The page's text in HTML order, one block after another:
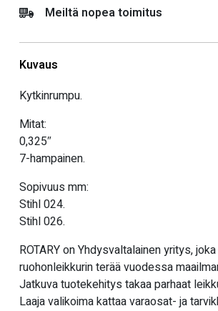
Meiltä nopea toimitus
Kuvaus
Kytkinrumpu.
Mitat:
0,325″
7-hampainen.
Sopivuus mm:
Stihl 024.
Stihl 026.
ROTARY on Yhdysvaltalainen yritys,
ruohonleikkurin terää vuodessa
Jatkuva tuotekehitys takaa parhaat
Laaja valikoima kattaa varaosat- ja